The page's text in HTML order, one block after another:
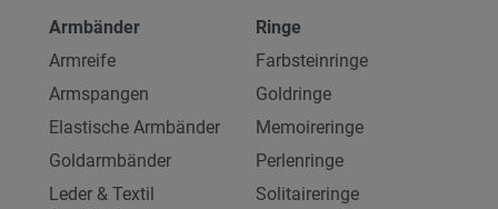
Armbänder
Armreife
Armspangen
Elastische Armbänder
Goldarmbänder
Leder & Textil
Ringe
Farbsteinringe
Goldringe
Memoireringe
Perlenringe
Solitaireringe